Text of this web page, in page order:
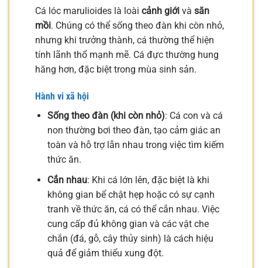
Cá lóc marulioides là loài cảnh giới và săn
mồi. Chúng có thể sống theo đàn khi còn nhỏ,
nhưng khi trưởng thành, cá thường thể hiện
tính lãnh thổ mạnh mẽ. Cá đực thường hung
hăng hơn, đặc biệt trong mùa sinh sản.
Hành vi xã hội
Sống theo đàn (khi còn nhỏ): Cá con và cá
non thường bơi theo đàn, tạo cảm giác an
toàn và hỗ trợ lẫn nhau trong việc tìm kiếm
thức ăn.
Cắn nhau: Khi cá lớn lên, đặc biệt là khi
không gian bể chật hẹp hoặc có sự cạnh
tranh về thức ăn, cá có thể cắn nhau. Việc
cung cấp đủ không gian và các vật che
chắn (đá, gỗ, cây thủy sinh) là cách hiệu
quả để giảm thiểu xung đột.